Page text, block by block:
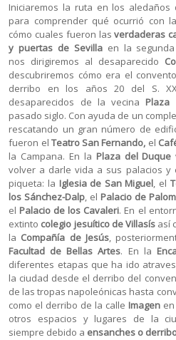
Iniciaremos la ruta en los
para comprender qué ocurrió con
cómo cuales fueron lasverdaderas
y puertas de Sevillaen la segunda
nos dirigiremos al desaparecido
descubriremos cómo era el
derribo en los años 20 del S.
desaparecidos de la vecina Plaza
pasado siglo. Con ayuda de un
rescatando un gran número de
fueron el Teatro San Fernando, el
la Campana. En la Plaza del Duque
volver a darle vida a sus palacios y
piqueta: la Iglesia de San Miguel, el
los Sánchez-Dalp, el Palacio de
el Palacio de los Cavaleri. En el
extinto colegio jesuítico de Villasísasí
la Compañía de Jesús,
Facultad de Bellas Artes. En la
diferentes etapas que ha ido
la ciudad desde el derribo del
de las tropas napoleónicas hasta
como el derribo de la calle Imagenen
otros espacios y lugares de la
siempre debido a ensanches o